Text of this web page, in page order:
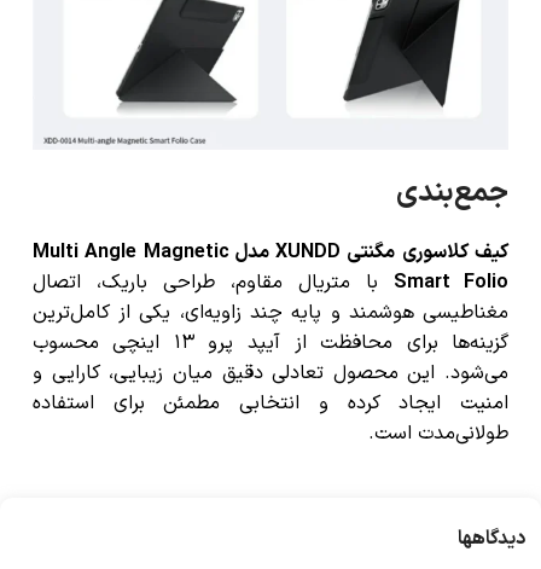
جمع‌بندی
کیف کلاسوری مگنتی XUNDD مدل Multi Angle Magnetic
Smart Folio با متریال مقاوم، طراحی باریک، اتصال
مغناطیسی هوشمند و پایه چند زاویه‌ای، یکی از کامل‌ترین
گزینه‌ها برای محافظت از آیپد پرو ۱۳ اینچی محسوب
می‌شود. این محصول تعادلی دقیق میان زیبایی، کارایی و
امنیت ایجاد کرده و انتخابی مطمئن برای استفاده
طولانی‌مدت است.
دیدگاهها